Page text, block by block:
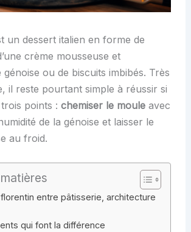
un dessert italien en forme de
crème mousseuse et
ou de biscuits imbibés. Très
il reste pourtant simple à réussir si
points : chemiser le mouleavec
de la génoise et laisser le
au froid.
entre pâtisserie, architecture
qui font la différence